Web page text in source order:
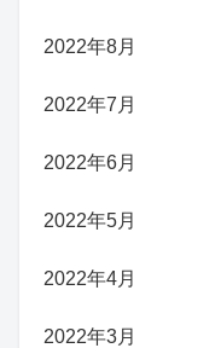
2022年8月
2022年7月
2022年6月
2022年5月
2022年4月
2022年3月